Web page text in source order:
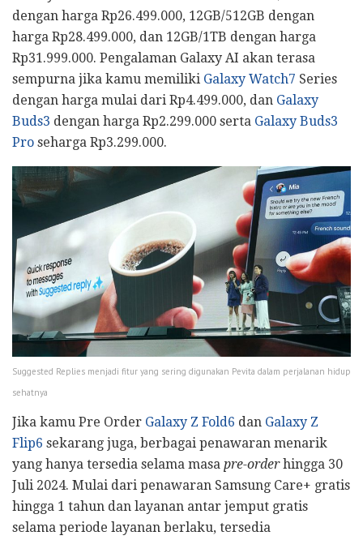
dengan harga Rp26.499.000, 12GB/512GB dengan
harga Rp28.499.000, dan 12GB/1TB dengan harga
Rp31.999.000. Pengalaman Galaxy AI akan terasa
sempurna jika kamu memiliki Galaxy Watch7 Series
dengan harga mulai dari Rp4.499.000, dan Galaxy
Buds3 dengan harga Rp2.299.000 serta Galaxy Buds3
Pro seharga Rp3.299.000.
Suggested Replies menjadi fitur yang sering digunakan Pevita dalam perjalanan hidup
sehatnya
Jika kamu Pre Order Galaxy Z Fold6 dan Galaxy Z
Flip6 sekarang juga, berbagai penawaran menarik
yang hanya tersedia selama masa pre-orderhingga 30
Juli 2024. Mulai dari penawaran Samsung Care+ gratis
hingga 1 tahun dan layanan antar jemput gratis
selama periode layanan berlaku, tersedia